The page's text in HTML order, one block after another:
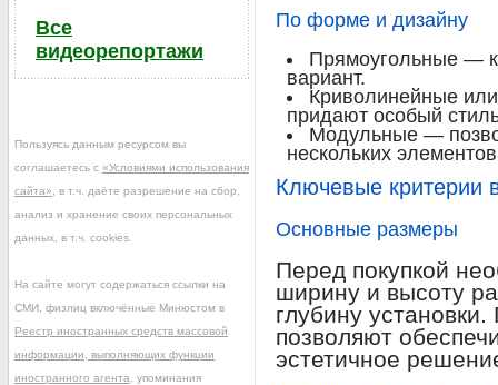
По форме и дизайну
Прямоугольные —
вариант.
Криволинейные
придают особый
Модульные —
нескольких
Ключевые критерии
Основные размеры
Перед покупкой
ширину и высоту
глубину
позволяют
эстетичное
Все
видеорепортажи
Пользуясь данным ресурсом вы
соглашаетесь с «Условиями использования
сайта» , в т.ч. даёте разрешение на сбор,
анализ и хранение своих персональных
данных, в т.ч. cookies.
На сайте могут содержаться ссылки на
СМИ, физлиц включённые Минюстом в
Реестр иностранных средств массовой
информации, выполняющих функции
иностранного агента , упоминания